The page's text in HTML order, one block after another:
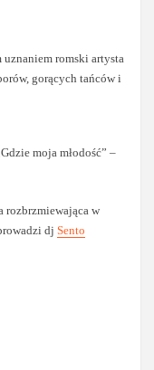
uznaniem romski artysta
gorących tańców i
moja młodość” –
rozbrzmiewająca w
djSento